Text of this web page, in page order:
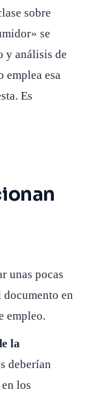
sobre
se
y análisis de
emplea esa
Es
unas pocas
en
empleo.
la
deberían
los